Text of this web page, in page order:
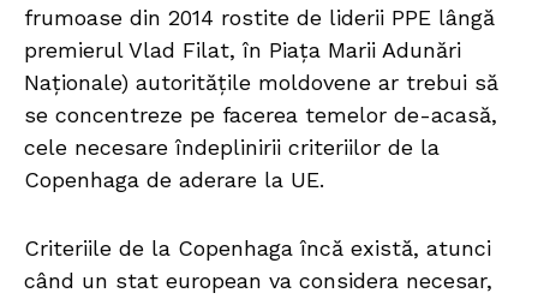
frumoase din 2014 rostite de liderii PPE lângă
premierul Vlad Filat, în Piața Marii Adunări
Naționale) autoritățile moldovene ar trebui să
se concentreze pe facerea temelor de-acasă,
cele necesare îndeplinirii criteriilor de la
Copenhaga de aderare la UE.
Criteriile de la Copenhaga încă există, atunci
când un stat european va considera necesar,